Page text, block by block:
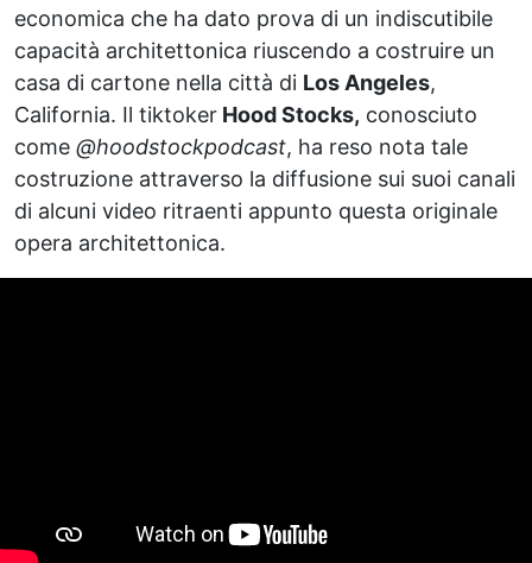
economica che ha dato prova di un indiscutibile
capacità architettonica riuscendo a costruire un
casa di cartone nella città di Los Angeles,
California. Il tiktoker Hood Stocks, conosciuto
come @hoodstockpodcast, ha reso nota tale
costruzione attraverso la diffusione sui suoi canali
di alcuni video ritraenti appunto questa originale
opera architettonica.